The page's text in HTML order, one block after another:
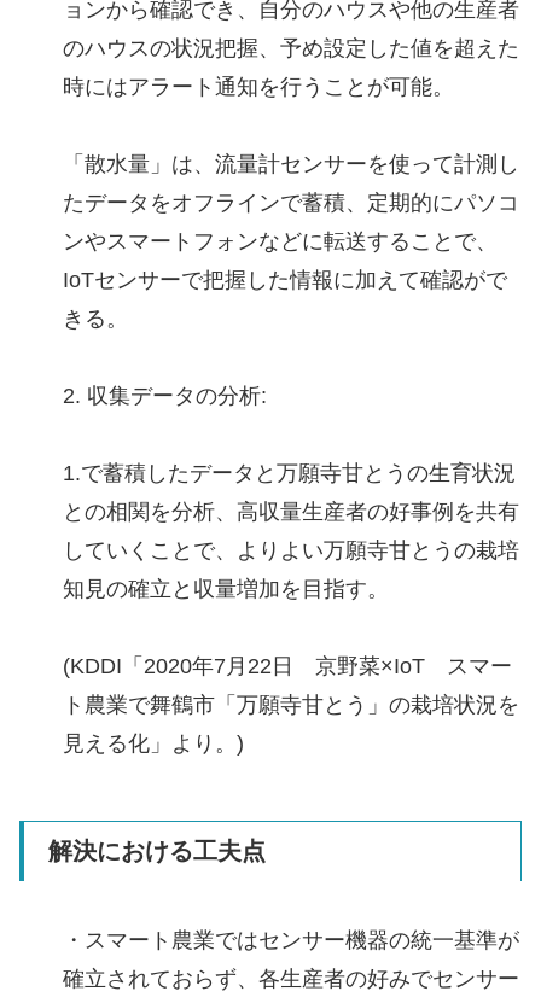
ョンから確認でき、自分のハウスや他の生産者
のハウスの状況把握、予め設定した値を超えた
時にはアラート通知を行うことが可能。
「散水量」は、流量計センサーを使って計測し
たデータをオフラインで蓄積、定期的にパソコ
ンやスマートフォンなどに転送することで、
IoTセンサーで把握した情報に加えて確認がで
きる。
2. 収集データの分析:
1.で蓄積したデータと万願寺甘とうの生育状況
との相関を分析、高収量生産者の好事例を共有
していくことで、よりよい万願寺甘とうの栽培
知見の確立と収量増加を目指す。
(KDDI「2020年7月22日 京野菜×IoT スマー
ト農業で舞鶴市「万願寺甘とう」の栽培状況を
見える化」より。)
解決における工夫点
・スマート農業ではセンサー機器の統一基準が
確立されておらず、各生産者の好みでセンサー